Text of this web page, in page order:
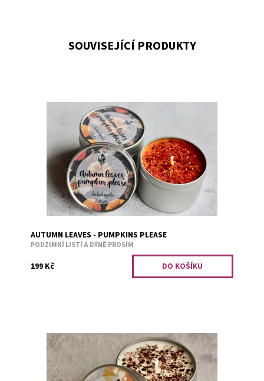
SOUVISEJÍCÍ PRODUKTY
Pečená jablka.
Skladem 2
2826
AUTUMN LEAVES - PUMPKINS PLEASE
PODZIMNÍ LISTÍ A DÝNĚ PROSÍM
199 Kč
Bergamot a verbena.
Dostupnost:
Skladem 1
2829